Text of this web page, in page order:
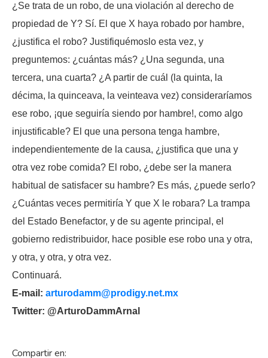
¿Se trata de un robo, de una violación al derecho de
propiedad de Y? Sí. El que X haya robado por hambre,
¿justifica el robo? Justifiquémoslo esta vez, y
preguntemos: ¿cuántas más? ¿Una segunda, una
tercera, una cuarta? ¿A partir de cuál (la quinta, la
décima, la quinceava, la veinteava vez) consideraríamos
ese robo, ¡que seguiría siendo por hambre!, como algo
injustificable? El que una persona tenga hambre,
independientemente de la causa, ¿justifica que una y
otra vez robe comida? El robo, ¿debe ser la manera
habitual de satisfacer su hambre? Es más, ¿puede serlo?
¿Cuántas veces permitiría Y que X le robara? La trampa
del Estado Benefactor, y de su agente principal, el
gobierno redistribuidor, hace posible ese robo una y otra,
y otra, y otra, y otra vez.
Continuará.
E-mail: arturodamm@prodigy.net.mx
Twitter: @ArturoDammArnal